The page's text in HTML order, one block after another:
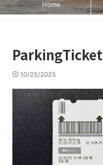
Home
ParkingTicket
10/25/2025